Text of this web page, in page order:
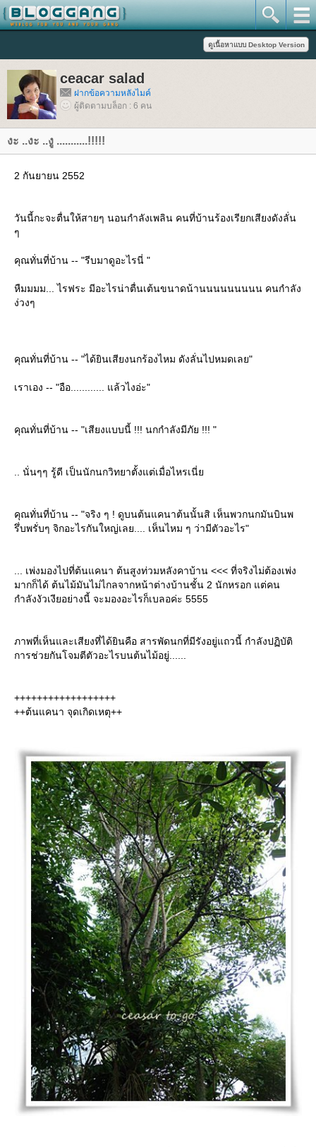
ceacar salad
ฝากข้อความหลังไมค์
ผู้ติดตามบล็อก : 6 คน
งะ ..งะ ..งู ...........!!!!!
2 กันยายน 2552
วันนี้กะจะตื่นให้สายๆ นอนกำลังเพลิน คนที่บ้านร้องเรียกเสียงดังลั่น
ๆ
คุณทั่นที่บ้าน -- "รีบมาดูอะไรนี่ "
หืมมมม... ไรฟระ มีอะไรน่าตื่นเต้นขนาดน้านนนนนนนนน คนกำลัง
ง่วงๆ
คุณทั่นที่บ้าน -- "ได้ยินเสียงนกร้องไหม ดังลั่นไปหมดเลย"
เราเอง -- "อือ............ แล้วไงอ่ะ"
คุณทั่นที่บ้าน -- "เสียงแบบนี้ !!! นกกำลังมีภัย !!! "
.. นั่นๆๆ รู้ดี เป็นนักนกวิทยาตั้งแต่เมื่อไหรเนี่
คุณทั่นที่บ้าน -- "จริง ๆ ! ดูบนต้นแคนาต้นนั้นสิ เห็นพวกนกมันบินพ
รึ่บพรั่บๆ จิกอะไรกันใหญ่เลย.... เห็นไหม ๆ ว่ามีตัวอะไร"
... เพ่งมองไปที่ต้นแคนา ต้นสูงท่วมหลังคาบ้าน <<< ที่จริงไม่ต้องเพ่ง
มากก็ได้ ต้นไม้มันไม่ไกลจากหน้าต่างบ้านชั้น 2 นักหรอก แต่คน
กำลังงัวเงียอย่างนี้ จะมองอะไรก็เบลอค่ะ 5555
ภาพที่เห็นและเสียงที่ได้ยินคือ สารพัดนกที่มีรังอยู่แถวนี้ กำลังปฏิบัติ
การช่วยกันโจมตีตัวอะไรบนต้นไม้อยู่......
++++++++++++++++++
++ต้นแคนา จุดเกิดเหตุ++